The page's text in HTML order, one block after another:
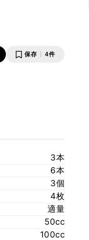
保存 4件
3本
6本
3個
4枚
適量
50cc
100cc